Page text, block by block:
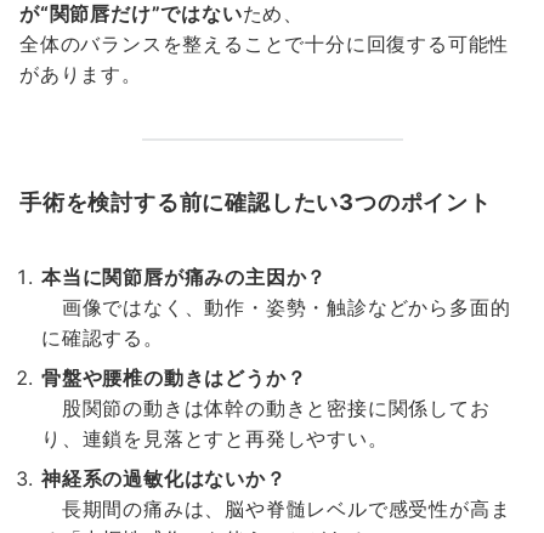
が“関節唇だけ”ではないため、
全体のバランスを整えることで十分に回復する可能性
があります。
手術を検討する前に確認したい3つのポイント
本当に関節唇が痛みの主因か？
画像ではなく、動作・姿勢・触診などから多面的
に確認する。
骨盤や腰椎の動きはどうか？
股関節の動きは体幹の動きと密接に関係してお
り、連鎖を見落とすと再発しやすい。
神経系の過敏化はないか？
長期間の痛みは、脳や脊髄レベルで感受性が高ま